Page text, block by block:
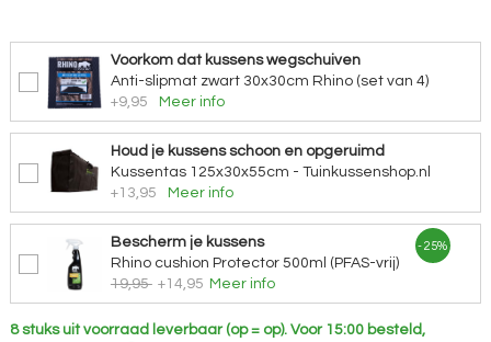
Voorkom dat kussens wegschuiven
Anti-slipmat zwart 30x30cm Rhino (set van 4)
+9,95
Meer info
Houd je kussens schoon en opgeruimd
Kussentas 125x30x55cm - Tuinkussenshop.nl
+13,95
Meer info
Bescherm je kussens
Rhino cushion Protector 500ml (PFAS-vrij)
19,95 +14,95 Meer info
- 25%
8 stuks uit voorraad leverbaar (op = op). Voor 15:00 besteld,